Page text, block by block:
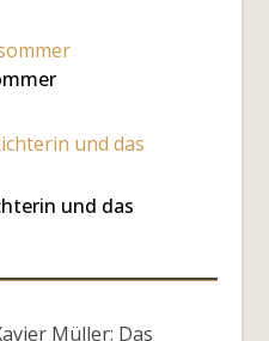
und das
Müller: Das